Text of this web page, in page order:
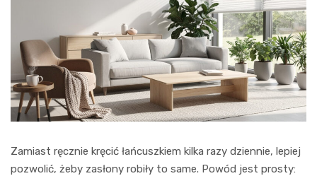
Zamiast ręcznie kręcić łańcuszkiem kilka razy dziennie, lepiej
pozwolić, żeby zasłony robiły to same. Powód jest prosty: